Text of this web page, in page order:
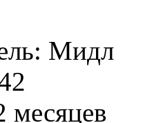
: Мидл
месяцев